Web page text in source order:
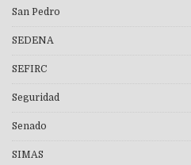
San Pedro
SEDENA
SEFIRC
Seguridad
Senado
SIMAS